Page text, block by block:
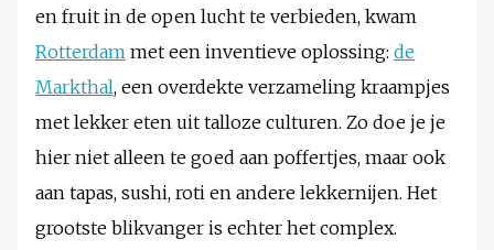
en fruit in de open lucht te verbieden, kwam
Rotterdam met een inventieve oplossing: de
Markthal, een overdekte verzameling kraampjes
met lekker eten uit talloze culturen. Zo doe je je
hier niet alleen te goed aan poffertjes, maar ook
aan tapas, sushi, roti en andere lekkernijen. Het
grootste blikvanger is echter het complex.